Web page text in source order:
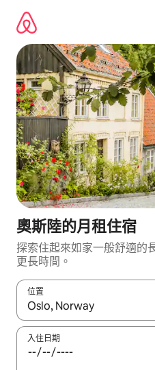
奧斯陸的月租住宿
探索住起來如家一般舒適的
更長時間。
位置
如有搜尋結果，瀏覽內容時請
入住日期